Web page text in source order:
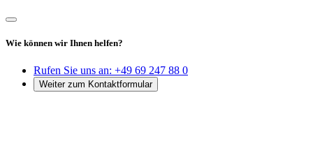
Wie können wir Ihnen helfen?
Rufen Sie uns an: +49 69 247 88 0